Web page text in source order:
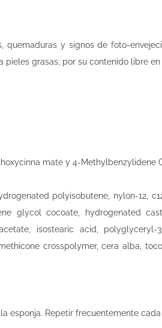
quemaduras y signos de foto-
grasas, por su contenido libre en
mate y 4-Methylbenzylidene
polyisobutene, nylon-12,
glycol cocoate, hydrogenated
isostearic acid,
crosspolymer, cera alba,
esponja. Repetir frecuentemente